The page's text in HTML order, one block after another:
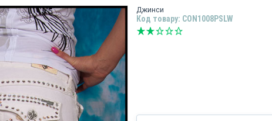
Джинси
Код товару: CON1008PSLW